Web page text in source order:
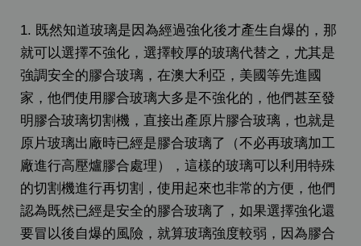
1. 既然知道玻璃是因為經過強化後才產生自爆的，那
就可以選擇不強化，選擇較厚的玻璃代替之，尤其是
強調安全的膠合玻璃，在澳大利亞，美國等先進國
家，他們使用膠合玻璃大多是不強化的，他們甚至發
明膠合玻璃切割機，直接出產原片膠合玻璃，也就是
原片玻璃出廠時已經是膠合玻璃了（不必再玻璃加工
廠進行高壓爐膠合處理），這樣的玻璃可以利用特殊
的切割機進行再切割，使用起來也非常的方便，他們
認為既然已經是安全的膠合玻璃了，如果選擇強化還
要冒以後自爆的風險，就算玻璃強度較弱，因為膠合